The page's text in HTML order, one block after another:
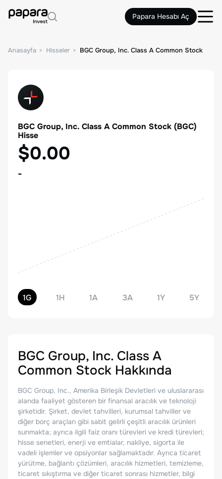
Papara Hesabı Aç
Anasayfa Hisseler BGC Group, Inc. Class A Common Stock
BGC Group, Inc. Class A Common Stock (BGC)
Hisse
$0.00
-
1G 1H 1A 3A 1Y 5Y
BGC Group, Inc. Class A
Common Stock Hakkında
BGC Group, Inc., Amerika Birleşik Devletleri ve uluslararası
alanda faaliyet gösteren bir finansal aracılık ve teknoloji
şirketidir. Şirket, devlet tahvilleri, kurumsal tahviller ve
diğer borç araçları gibi sabit gelirli çeşitli aracılık ürünleri
sunmakta; ayrıca ilgili faiz oranı türevleri ve kredi türevleri;
hisse senetleri, enerji ve emtialar, nakliye, sigorta ile
vadeli işlemler ve opsiyonlar sağlamaktadır. Ayrıca ticaret
yürütme, bağlantı çözümleri, aracılık hizmetleri, temizleme,
ticaret sıkıştırma ve diğer ticaret sonrası hizmetler, bilgi